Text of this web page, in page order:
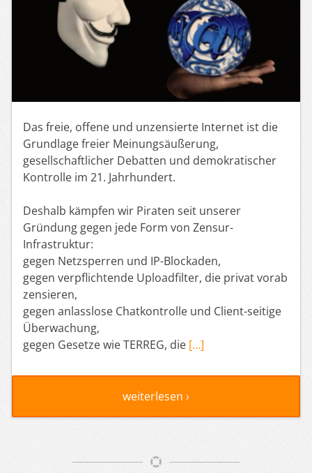
Das freie, offene und unzensierte Internet ist die
Grundlage freier Meinungsäußerung,
gesellschaftlicher Debatten und demokratischer
Kontrolle im 21. Jahrhundert.
Deshalb kämpfen wir Piraten seit unserer
Gründung gegen jede Form von Zensur-
Infrastruktur:
gegen Netzsperren und IP-Blockaden,
gegen verpflichtende Uploadfilter, die privat vorab
zensieren,
gegen anlasslose Chatkontrolle und Client-seitige
Überwachung,
gegen Gesetze wie TERREG, die […]
weiterlesen ›